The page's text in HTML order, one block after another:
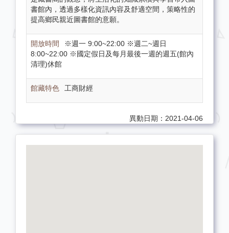
書館內，透過多樣化資訊內容及舒適空間，策略性的
提高鄉民親近圖書館的意願。
※週一 9:00~22:00 ※週二~週日
8:00~22:00 ※國定假日及每月最後一週的週五(館內
清理)休館
工商財經
異動日期：2021-04-06